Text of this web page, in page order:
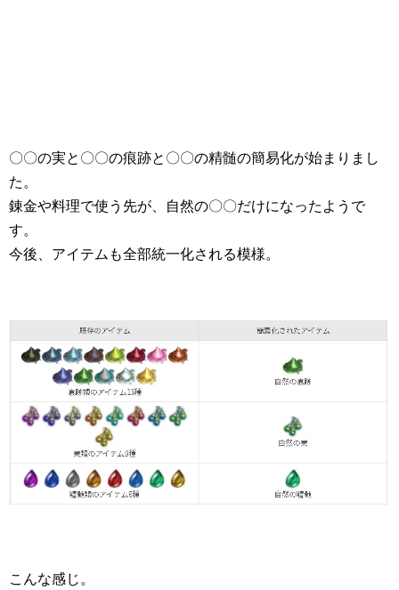
〇〇の実と〇〇の痕跡と〇〇の精髄の簡易化が始まりまし
た。
錬金や料理で使う先が、自然の〇〇だけになったようで
す。
今後、アイテムも全部統一化される模様。
こんな感じ。